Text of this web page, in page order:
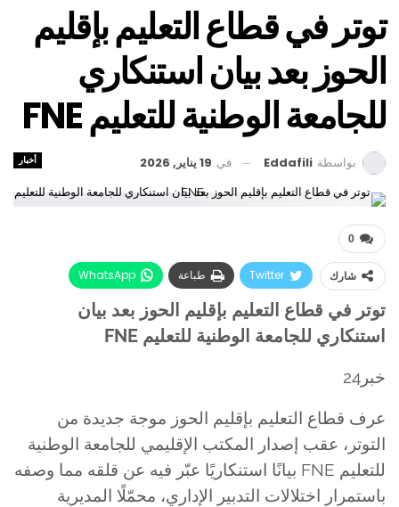
توتر في قطاع التعليم بإقليم
الحوز بعد بيان استنكاري
للجامعة الوطنية للتعليم FNE
أخبار بواسطة Eddafili في 19 يناير, 2026
0
شارك Twitter طباعة
WhatsApp
البريد الإلكتروني
Facebook
توتر في قطاع التعليم بإقليم الحوز بعد بيان
استنكاري للجامعة الوطنية للتعليم FNE
خبر24
عرف قطاع التعليم بإقليم الحوز موجة جديدة من
التوتر، عقب إصدار المكتب الإقليمي للجامعة الوطنية
للتعليم FNE بيانًا استنكاريًا عبّر فيه عن قلقه مما وصفه
باستمرار اختلالات التدبير الإداري، محمّلًا المديرية